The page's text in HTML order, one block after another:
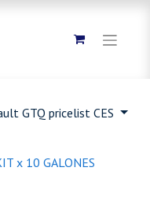
GTQ pricelist CES
x 10 GALONES